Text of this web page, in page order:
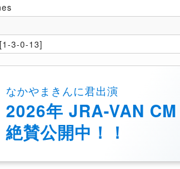
3-0-13]
なかやまきんに君出演
2026年 JRA-VAN CM
絶賛公開中！！